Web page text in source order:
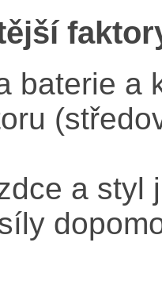
baterie a
a styl